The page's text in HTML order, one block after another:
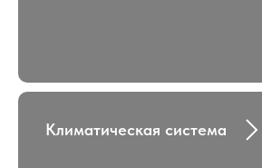
Климатическая система